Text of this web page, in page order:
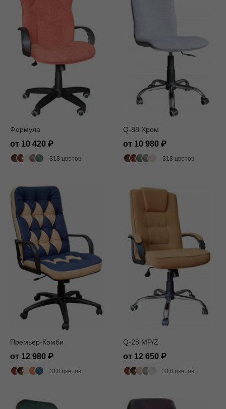
Формула
от 10 420
318 цветов
Q-88 Хром
от 10 980
318 цветов
Премьер-Комби
от 12 980
318 цветов
Q-28 MP/Z
от 12 650
318 цветов